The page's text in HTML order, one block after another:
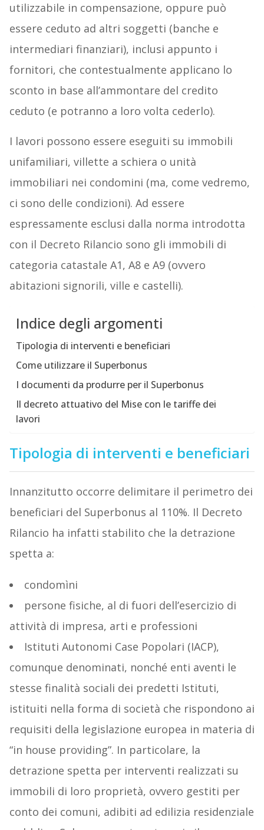
utilizzabile in compensazione, oppure può
essere ceduto ad altri soggetti (banche e
intermediari finanziari), inclusi appunto i
fornitori, che contestualmente applicano lo
sconto in base all’ammontare del credito
ceduto (e potranno a loro volta cederlo).
I lavori possono essere eseguiti su immobili
unifamiliari, villette a schiera o unità
immobiliari nei condomini (ma, come vedremo,
ci sono delle condizioni). Ad essere
espressamente esclusi dalla norma introdotta
con il Decreto Rilancio sono gli immobili di
categoria catastale A1, A8 e A9 (ovvero
abitazioni signorili, ville e castelli).
Indice degli argomenti
Tipologia di interventi e beneficiari
Come utilizzare il Superbonus
I documenti da produrre per il Superbonus
Il decreto attuativo del Mise con le tariffe dei
lavori
Tipologia di interventi e beneficiari
Innanzitutto occorre delimitare il perimetro dei
beneficiari del Superbonus al 110%. Il Decreto
Rilancio ha infatti stabilito che la detrazione
spetta a:
condomìni
persone fisiche, al di fuori dell’esercizio di
attività di impresa, arti e professioni
Istituti Autonomi Case Popolari (IACP),
comunque denominati, nonché enti aventi le
stesse finalità sociali dei predetti Istituti,
istituiti nella forma di società che rispondono ai
requisiti della legislazione europea in materia di
“in house providing”. In particolare, la
detrazione spetta per interventi realizzati su
immobili di loro proprietà, ovvero gestiti per
conto dei comuni, adibiti ad edilizia residenziale